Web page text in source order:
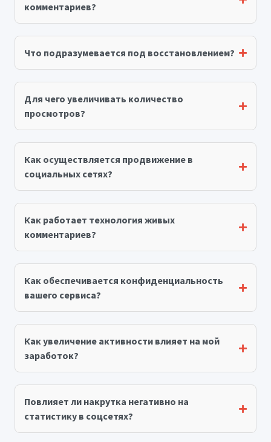
комментариев?
Что подразумевается под восстановлением?
Для чего увеличивать количество
просмотров?
Как осуществляется продвижение в
социальных сетях?
Как работает технология живых
комментариев?
Как обеспечивается конфиденциальность
вашего сервиса?
Как увеличение активности влияет на мой
заработок?
Повлияет ли накрутка негативно на
статистику в соцсетях?